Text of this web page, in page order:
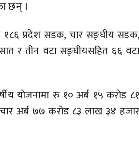
छन् ।
१८६ प्रदेश सडक, चार सङ्घीय सडक,
र तीन वटा सङ्घीयसहित ६६ वटा
योजनामा रु १० अर्ब १५ करोड ८१
अर्ब ७७ करोड ८३ लाख ३४ हजार